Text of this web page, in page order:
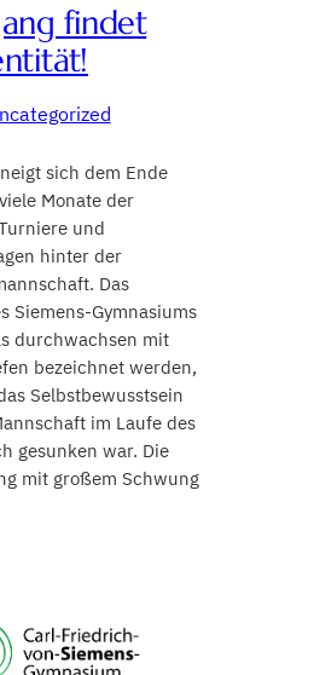
findet
sich dem Ende
Monate der
und
hinter der
Das
Siemens-Gymnasiums
durchwachsen mit
bezeichnet werden,
Selbstbewusstsein
im Laufe des
gesunken war. Die
mit großem Schwung